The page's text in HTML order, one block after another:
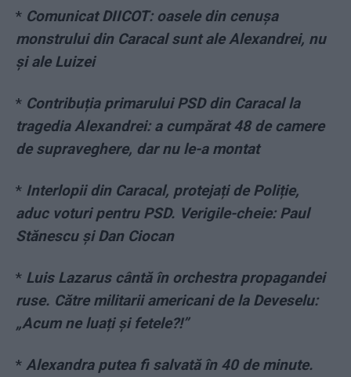
* Comunicat DIICOT: oasele din cenușa
monstrului din Caracal sunt ale Alexandrei, nu
și ale Luizei
* Contribuția primarului PSD din Caracal la
tragedia Alexandrei: a cumpărat 48 de camere
de supraveghere, dar nu le-a montat
* Interlopii din Caracal, protejați de Poliție,
aduc voturi pentru PSD. Verigile-cheie: Paul
Stănescu și Dan Ciocan
* Luis Lazarus cântă în orchestra propagandei
ruse. Către militarii americani de la Deveselu:
„Acum ne luați și fetele?!”
* Alexandra putea fi salvată în 40 de minute.